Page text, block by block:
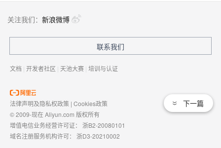
下一篇
关注我们： 新浪微博
联系我们
文档 | 开发者社区 | 天池大赛 | 培训与认证
法律声明及隐私权政策 | Cookies政策
© 2009-现在 Aliyun.com 版权所有
增值电信业务经营许可证： 浙B2-20080101
域名注册服务机构许可： 浙D3-20210002